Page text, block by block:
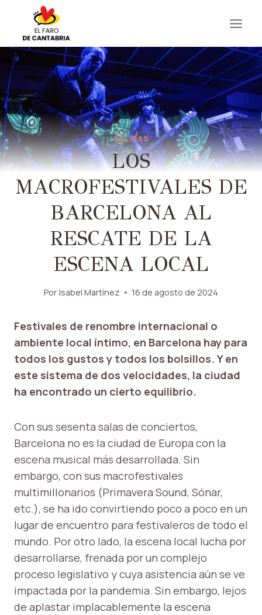
contenido
SALIDAS
LOS
MACROFESTIVALES DE
BARCELONA AL
RESCATE DE LA
ESCENA LOCAL
Por Isabel Martínez 16 de agosto de 2024
Festivales de renombre internacional o
ambiente local íntimo, en Barcelona hay para
todos los gustos y todos los bolsillos. Y en
este sistema de dos velocidades, la ciudad
ha encontrado un cierto equilibrio.
Con sus sesenta salas de conciertos,
Barcelona no es la ciudad de Europa con la
escena musical más desarrollada. Sin
embargo, con sus macrofestivales
multimillonarios (Primavera Sound, Sónar,
etc.), se ha ido convirtiendo poco a poco en un
lugar de encuentro para festivaleros de todo el
mundo. Por otro lado, la escena local lucha por
desarrollarse, frenada por un complejo
proceso legislativo y cuya asistencia aún se ve
impactada por la pandemia. Sin embargo, lejos
de aplastar implacablemente la escena